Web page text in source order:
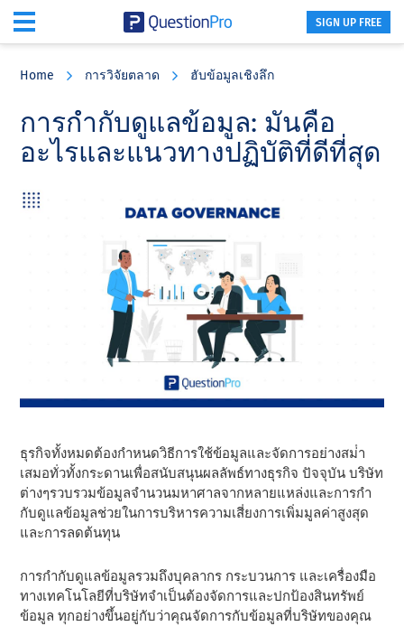
SIGN UP FREE
Home การวิจัยตลาด ฮับข้อมูลเชิงลึก
การกํากับดูแลข้อมูล: มันคือ
อะไรและแนวทางปฏิบัติที่ดีที่สุด
ธุรกิจทั้งหมดต้องกําหนดวิธีการใช้ข้อมูลและจัดการอย่างสม่ํา
เสมอทั่วทั้งกระดานเพื่อสนับสนุนผลลัพธ์ทางธุรกิจ ปัจจุบัน บริษัท
ต่างๆรวบรวมข้อมูลจํานวนมหาศาลจากหลายแหล่งและการกํา
กับดูแลข้อมูลช่วยในการบริหารความเสี่ยงการเพิ่มมูลค่าสูงสุด
และการลดต้นทุน
การกํากับดูแลข้อมูลรวมถึงบุคลากร กระบวนการ และเครื่องมือ
ทางเทคโนโลยีที่บริษัทจําเป็นต้องจัดการและปกป้องสินทรัพย์
ข้อมูล ทุกอย่างขึ้นอยู่กับว่าคุณจัดการกับข้อมูลที่บริษัทของคุณ